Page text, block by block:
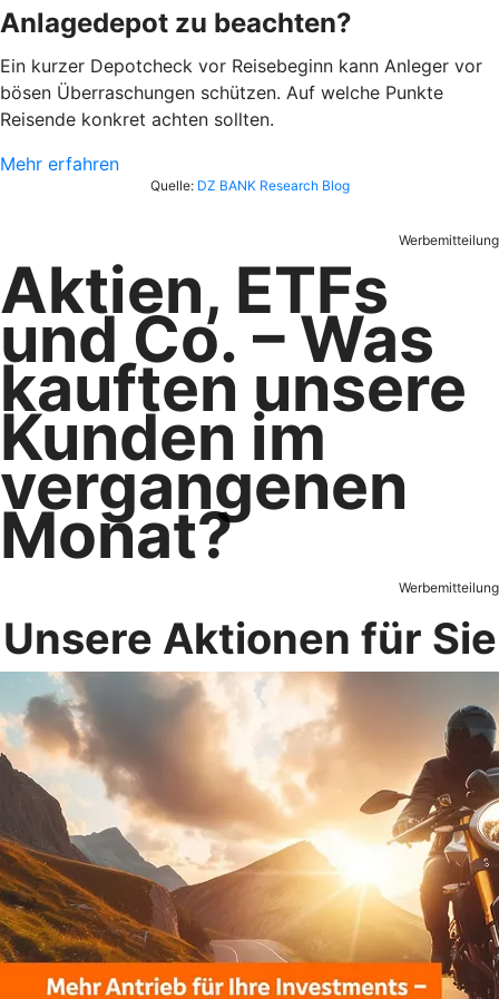
Anlagedepot zu beachten?
Ein kurzer Depotcheck vor Reisebeginn kann Anleger vor
bösen Überraschungen schützen. Auf welche Punkte
Reisende konkret achten sollten.
Mehr erfahren
Quelle: DZ BANK Research Blog
Werbemitteilung
Aktien, ETFs
und Co. – Was
kauften unsere
Kunden im
vergangenen
Monat?
Werbemitteilung
Unsere Aktionen für Sie